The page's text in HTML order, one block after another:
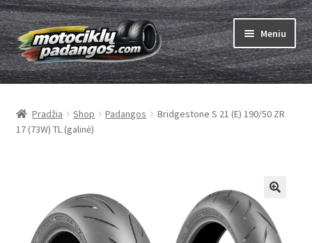
Pereiti
prie
meniu
Pereiti
prie
turinio
Meniu
Padangos
menu
Kameros
menu
Kaip užsisakyti
Testų
Pradžia Shop Padangos
Bridgestone S 21 (E) 190/50 ZR
17 (73W) TL (galinė)